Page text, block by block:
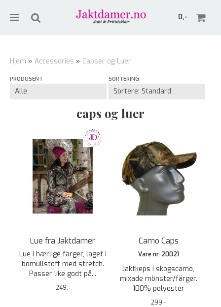
0,-
Hjem » Accessories » Capser og Luer
PRODUSENT SORTERING
caps og luer
Lue fra Jaktdamer
Lue i hærlige farger, laget i
bomullstoff med stretch.
Passer like godt på...
249,-
Camo Caps
Vare nr. 20021
Jaktkeps i skogscamo,
mixade mönster/färger.
100% polyester
299,-